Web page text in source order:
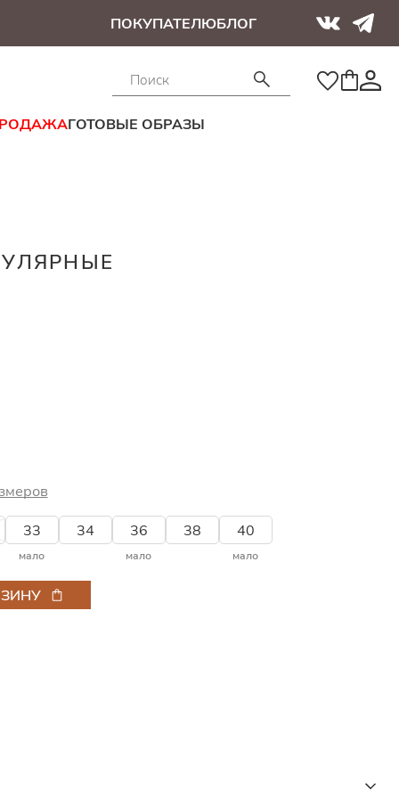
ПОКУПАТЕЛЮБЛОГ
ГОТОВЫЕ ОБРАЗЫ
33
мало
34 36
мало
38 40
мало